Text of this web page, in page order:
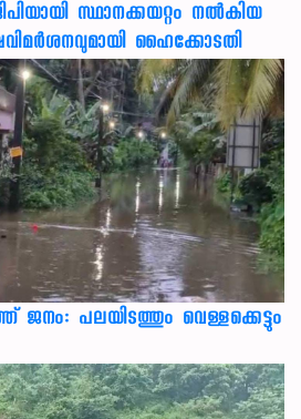
സ്ഥാനക്കയറ്റം നൽകിയ
ഹൈക്കോടതി
ജനം: പലയിടത്തും വെള്ളക്കെട്ടും